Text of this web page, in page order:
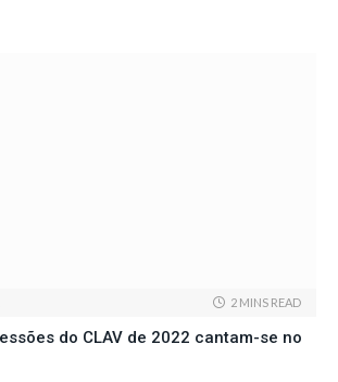
2 MINS READ
do CLAV de 2022 cantam-se no